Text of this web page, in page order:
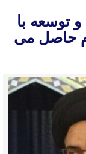
توسعه با
حاصل می